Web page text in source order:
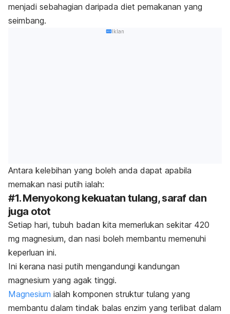
menjadi sebahagian daripada diet pemakanan yang
seimbang.
Iklan
Antara kelebihan yang boleh anda dapat apabila
memakan nasi putih ialah:
#1. Menyokong kekuatan tulang, saraf dan
juga otot
Setiap hari, tubuh badan kita memerlukan sekitar 420
mg magnesium, dan nasi boleh membantu memenuhi
keperluan ini.
Ini kerana nasi putih mengandungi kandungan
magnesium yang agak tinggi.
Magnesium ialah komponen struktur tulang yang
membantu dalam tindak balas enzim yang terlibat dalam